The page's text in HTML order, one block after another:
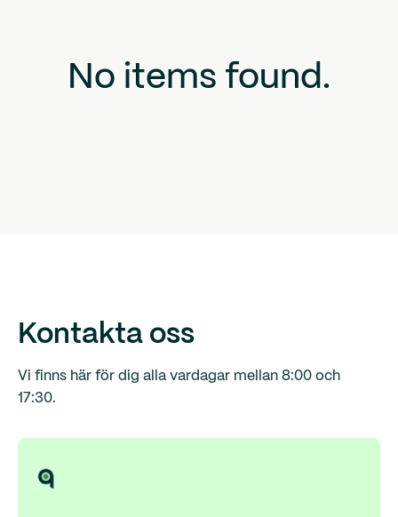
No items found.
Kontakta oss
Vi finns här för dig alla vardagar mellan 8:00 och
17:30.